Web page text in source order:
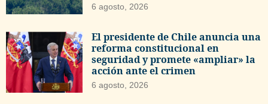
6 agosto, 2026
El presidente de Chile anuncia una
reforma constitucional en
seguridad y promete «ampliar» la
acción ante el crimen
6 agosto, 2026